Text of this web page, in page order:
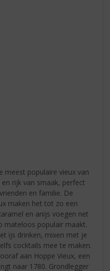
meest populaire vieux van
rijk van smaak, perfect
en familie. De
maken het tot zo een
en anijs voegen net
mateloos populair maakt.
ijs drinken, mixen met je
cocktails mee te maken.
aan Hoppe Vieux, een
naar 1780. Grondlegger